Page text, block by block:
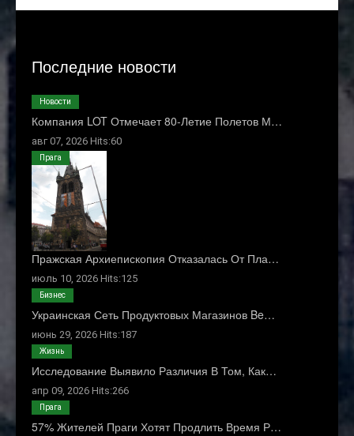
Последние новости
Компания LOT Отмечает 80-Летие Полетов М…
авг 07, 2026 Hits:60
Новости
Пражская Архиепископия Отказалась От Пла…
июль 10, 2026 Hits:125
Прага
Украинская Сеть Продуктовых Магазинов Be…
июнь 29, 2026 Hits:187
Бизнес
Исследование Выявило Различия В Том, Как…
апр 09, 2026 Hits:266
Жизнь
57% Жителей Праги Хотят Продлить Время Р…
Прага